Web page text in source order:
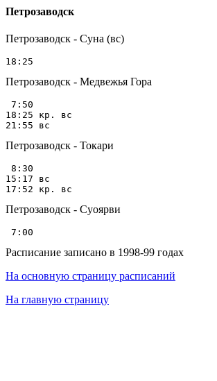
Петрозаводск
Петрозаводск - Суна (вс)
Петрозаводск - Медвежья Гора
7:50
18:25 кр. вс
Петрозаводск - Токари
8:30
15:17 вс
Петрозаводск - Суоярви
Расписание записано в 1998-99 годах
На основную страницу расписаний
На главную страницу